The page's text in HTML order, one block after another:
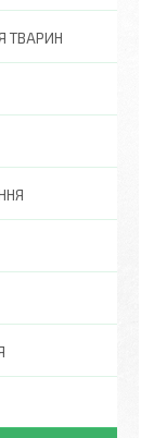
ТВАРИН